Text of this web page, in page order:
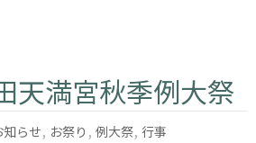
天満宮秋季例大祭
知らせ, お祭り , 例大祭, 行事